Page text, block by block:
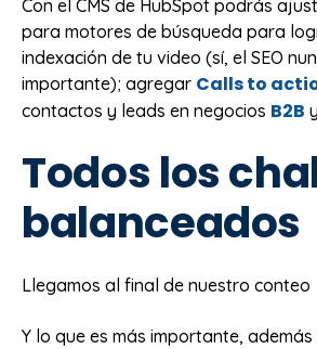
Con el CMS de HubSpot podrás
para motores de búsqueda para
indexación de tu video (sí, el SEO
importante); agregar Calls to
contactos y leads en negocios B2B y
Todos los
balanceados
Llegamos al final de nuestro conteo
Y lo que es más importante,